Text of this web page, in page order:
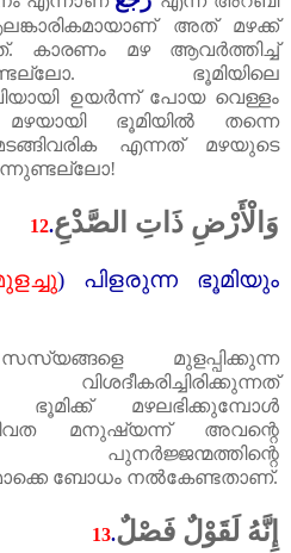
അത്‌ മഴക്ക്‌
കാരണം മഴ ആവർത്തിച്ച്‌
ഭൂമിയിലെ
ഉയർന്ന് പോയ വെള്ളം
മഴയായി ഭൂമിയിൽ തന്നെ
എന്നത്‌ മഴയുടെ
12.وَالْأَرْضِ ذَاتِ الصَّدْعِ
) പിളരുന്ന ഭൂമിയും
മുളപ്പിക്കുന്ന
ഭൂമിക്ക്‌ മഴലഭിക്കുമ്പോൾ
മനുഷ്യന്ന് അവന്റെ
പുനർജ്ജന്മത്തിന്റെ
ബോധം നൽകേണ്ടതാണ്‌.
13.إِنَّهُ لَقَوْلٌ فَصْلٌ